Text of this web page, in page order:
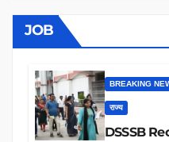
JOB
BREAKING
राज्य
DSSSB